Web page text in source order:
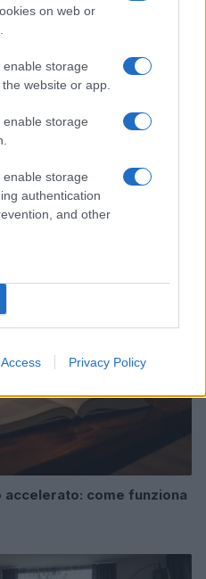
on web or
storage
website or app.
storage
storage
authentication
and other
Privacy Policy
come funziona